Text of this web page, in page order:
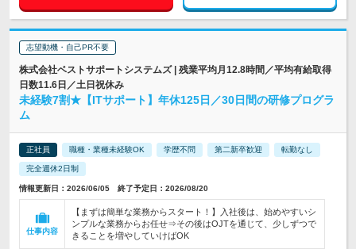
志望動機・自己PR不要
株式会社ベストサポートシステムズ | 残業平均月12.8時間／平均有給取得
日数11.6日／土日祝休み
未経験7割★【ITサポート】年休125日／30日間の研修プログラ
ム
正社員 職種・業種未経験OK 学歴不問 第二新卒歓迎 転勤なし
完全週休2日制
情報更新日：2026/06/05 終了予定日：2026/08/20
仕事内容
【まずは簡単な業務からスタート！】入社後は、始めやすいシ
ンプルな業務からお任せ⇒その後はOJTを通じて、少しずつで
きることを増やしていけばOK